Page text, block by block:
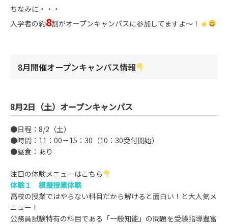
ちなみに・・・
入学者の約8割がオープンキャンパスに参加してますよ～！
8月開催オープンキャンパス情報
8月2日（土）オープンキャンパス
●日程：8/2（土）
●時間：11：00－15：30（10：30受付開始）
●昼食：あり
注目の体験メニューはこちら
体験１
模擬授業体験
高校の授業ではやらない科目だから解けると面白い！と大人気メ
ニュー！
公務員試験特有の科目である「一般知能」の問題を受験指導豊富